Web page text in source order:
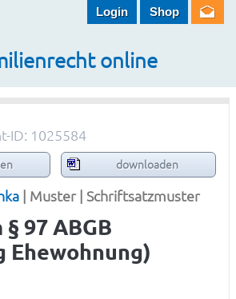
online
Login Shop
downloaden
ID: 1025584
| Muster | Schriftsatzmuster
97 ABGB
Ehewohnung)